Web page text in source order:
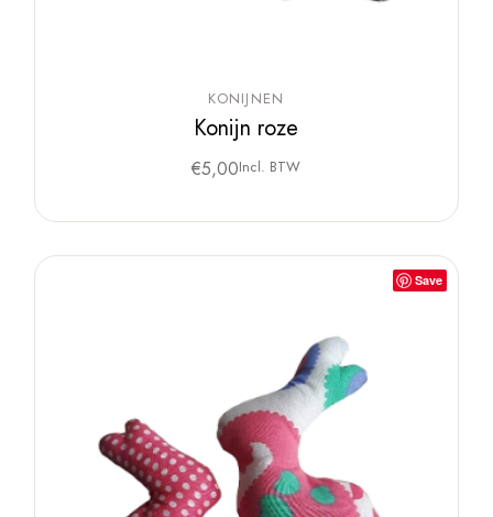
KONIJNEN
Konijn roze
€5,00Incl. BTW
Save